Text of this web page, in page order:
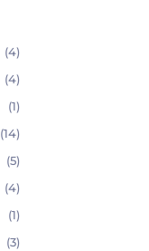
(4)
(4)
(1)
(14)
(5)
(4)
(1)
(3)